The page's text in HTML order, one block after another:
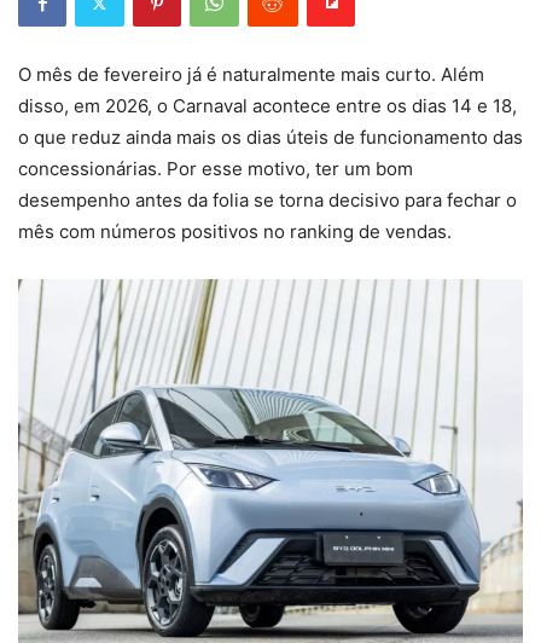
O mês de fevereiro já é naturalmente mais curto. Além
disso, em 2026, o Carnaval acontece entre os dias 14 e 18,
o que reduz ainda mais os dias úteis de funcionamento das
concessionárias. Por esse motivo, ter um bom
desempenho antes da folia se torna decisivo para fechar o
mês com números positivos no ranking de vendas.